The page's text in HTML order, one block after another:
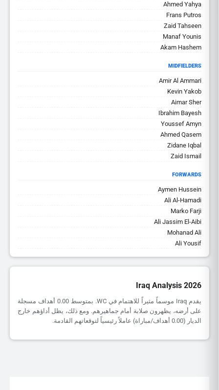
Ahmed Yahya
Frans Putros
Zaid Tahseen
Manaf Younis
Akam Hashem
MIDFIELDERS
Amir Al Ammari
Kevin Yakob
Aimar Sher
Ibrahim Bayesh
Youssef Amyn
Ahmed Qasem
Zidane Iqbal
Zaid Ismail
FORWARDS
Aymen Hussein
Ali Al-Hamadi
Marko Farji
Ali Jassim El-Aibi
Mohanad Ali
Ali Yousif
Iraq Analysis 2026
يقدم Iraq موسماً مثيراً للاهتمام في WC. بمتوسط 0.00 أهداف مسجلة
على أرضه، يظهرون صلابة أمام جماهيرهم. ومع ذلك، يظل أداؤهم خارج
الديار (0.00 أهداف/مباراة) عاملاً رئيسياً لتوقعاتهم القادمة.